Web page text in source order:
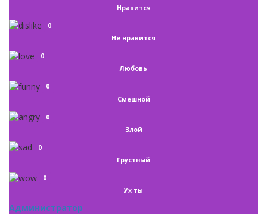
Нравится
0
Не нравится
0
Любовь
0
Смешной
0
Злой
0
Грустный
0
Ух ты
Администратор